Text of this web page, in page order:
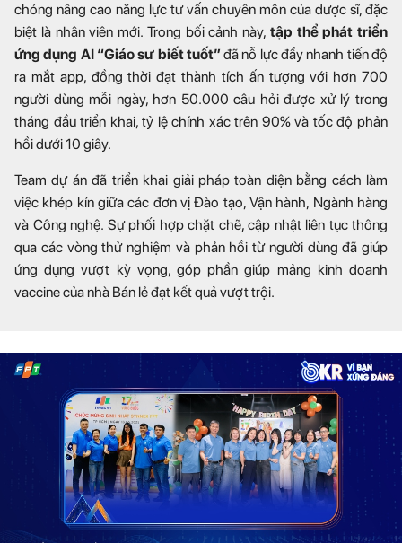
chóng nâng cao năng lực tư vấn chuyên môn của dược sĩ, đặc
biệt là nhân viên mới. Trong bối cảnh này, tập thể phát triển
ứng dụng AI “Giáo sư biết tuốt”đã nỗ lực đẩy nhanh tiến độ
ra mắt app, đồng thời đạt thành tích ấn tượng với hơn 700
người dùng mỗi ngày, hơn 50.000 câu hỏi được xử lý trong
tháng đầu triển khai, tỷ lệ chính xác trên 90% và tốc độ phản
hồi dưới 10 giây.
Team dự án đã triển khai giải pháp toàn diện bằng cách làm
việc khép kín giữa các đơn vị Đào tạo, Vận hành, Ngành hàng
và Công nghệ. Sự phối hợp chặt chẽ, cập nhật liên tục thông
qua các vòng thử nghiệm và phản hồi từ người dùng đã giúp
ứng dụng vượt kỳ vọng, góp phần giúp mảng kinh doanh
vaccine của nhà Bán lẻ đạt kết quả vượt trội.